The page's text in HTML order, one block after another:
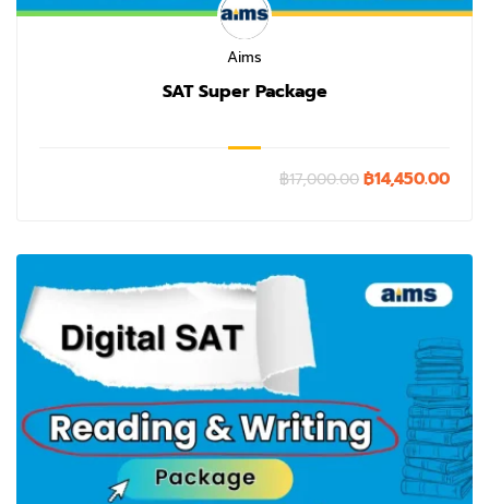
Aims
SAT Super Package
฿17,000.00฿14,450.00